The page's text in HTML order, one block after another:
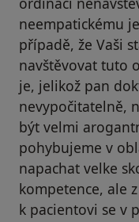
neempatickému
případě, že Vaši
navštěvovat tuto
je, jelikož pan
nevypočitatelně,
být velmi
pohybujeme v
napachat velke
kompetence, ale
k pacientovi se v